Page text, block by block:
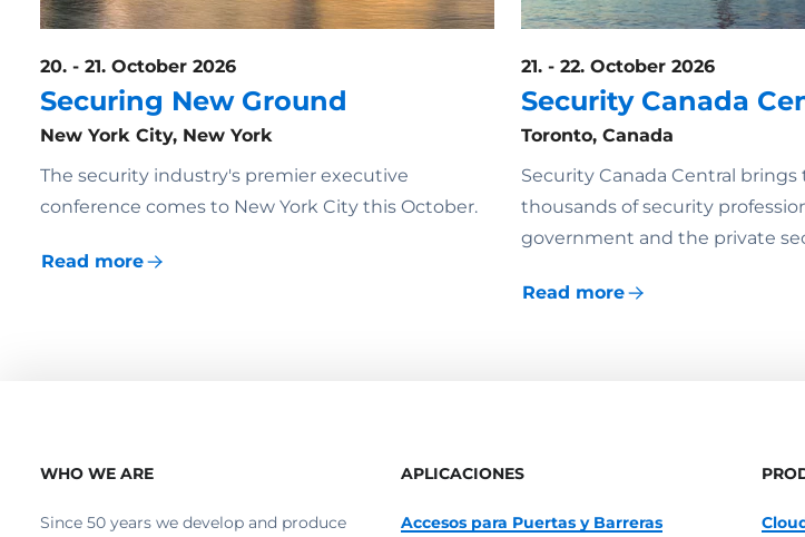
20. - 21. October 2026
Securing New Ground
New York City, New York
The security industry's premier executive
conference comes to New York City this October.
Read more
21. - 22. October 2026
Security Canada
Toronto, Canada
Security Canada Central
thousands of security
government and the private
Read more
WHO WE ARE
Since 50 years we develop and produce
APLICACIONES
Accesos para Puertas y Barreras